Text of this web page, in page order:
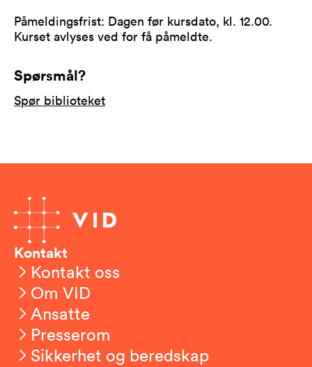
Påmeldingsfrist: Dagen før kursdato, kl. 12.00.
Kurset avlyses ved for få påmeldte.
Spørsmål?
Spør biblioteket
Kontakt
Kontakt oss
Om VID
Ansatte
Presserom
Sikkerhet og beredskap